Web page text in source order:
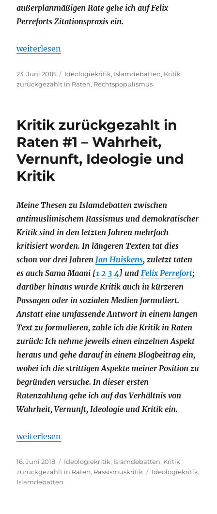
außerplanmäßigen Rate gehe ich auf Felix
Perreforts Zitationspraxis ein.
„Kritik zurückgezahlt in Raten #2 –
weiterlesen
Veröffentlicht
am
23. Juni 2018 Kategorien
Ideologiekritik, Islamdebatten, Kritik
zurückgezahlt in Raten, Rechtspopulismus
Kritik zurückgezahlt in
Raten #1 – Wahrheit,
Vernunft, Ideologie und
Kritik
Meine Thesen zu Islamdebatten zwischen
antimuslimischem Rassismus und demokratischer
Kritik sind in den letzten Jahren mehrfach
kritisiert worden. In längeren Texten tat dies
schon vor drei Jahren Jan Huiskens, zuletzt taten
es auch Sama Maani [1 2 3 4] undFelix Perrefort;
darüber hinaus wurde Kritik auch in kürzeren
Passagen oder in sozialen Medien formuliert.
Anstatt eine umfassende Antwort in einem langen
Text zu formulieren, zahle ich die Kritik in Raten
zurück: Ich nehme jeweils einen einzelnen Aspekt
heraus und gehe darauf in einem Blogbeitrag ein,
wobei ich die strittigen Aspekte meiner Position zu
begründen versuche. In dieser ersten
Ratenzahlung gehe ich auf das Verhältnis von
Wahrheit, Vernunft, Ideologie und Kritik ein.
„Kritik zurückgezahlt in Raten #1 – Wahrheit,
weiterlesen
Veröffentlicht
am
16. Juni 2018 Kategorien
Ideologiekritik, Islamdebatten, Kritik
zurückgezahlt in Raten, Rassismuskritik Schlagwörter
Ideologiekritik,
Islamdebatten